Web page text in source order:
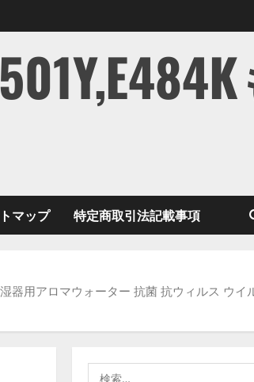
マップ 特定商取引法記載事項
器用アロマウォーター 抗菌 抗ウィルス ウイ